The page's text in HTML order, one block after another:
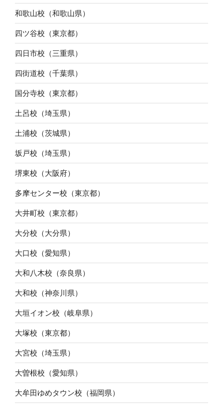
和歌山校（和歌山県）
四ツ谷校（東京都）
四日市校（三重県）
四街道校（千葉県）
国分寺校（東京都）
土呂校（埼玉県）
土浦校（茨城県）
坂戸校（埼玉県）
堺東校（大阪府）
多摩センター校（東京都）
大井町校（東京都）
大分校（大分県）
大口校（愛知県）
大和八木校（奈良県）
大和校（神奈川県）
大垣イオン校（岐阜県）
大塚校（東京都）
大宮校（埼玉県）
大曽根校（愛知県）
大牟田ゆめタウン校（福岡県）